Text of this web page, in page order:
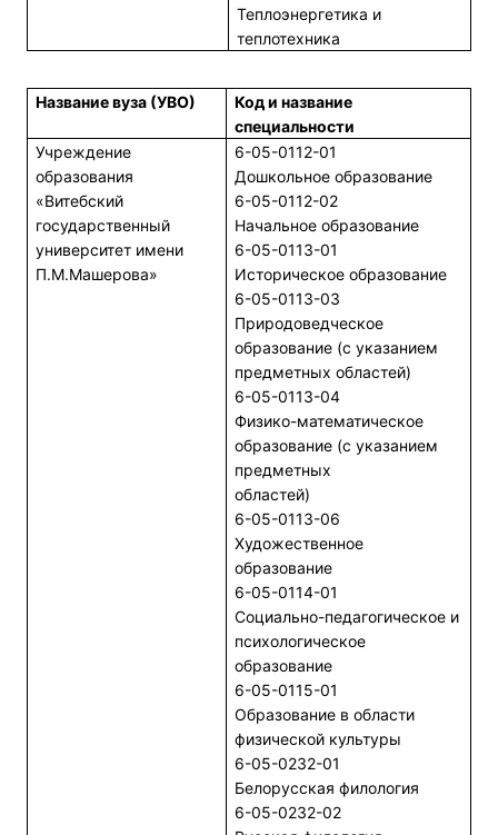
Теплоэнергетика и
теплотехника
Название вуза (УВО)
Код и название
специальности
Учреждение
образования
«Витебский
государственный
университет имени
П.М.Машерова»
6-05-0112-01
Дошкольное образование
6-05-0112-02
Начальное образование
6-05-0113-01
Историческое образование
6-05-0113-03
Природоведческое
образование (с указанием
предметных областей)
6-05-0113-04
Физико-математическое
образование (с указанием
предметных
областей)
6-05-0113-06
Художественное
образование
6-05-0114-01
Социально-педагогическое и
психологическое
образование
6-05-0115-01
Образование в области
физической культуры
6-05-0232-01
Белорусская филология
6-05-0232-02